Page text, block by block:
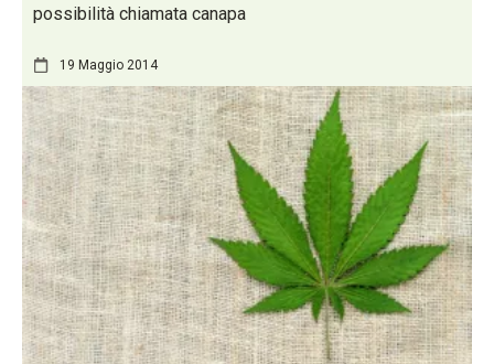
possibilità chiamata canapa
19 Maggio 2014